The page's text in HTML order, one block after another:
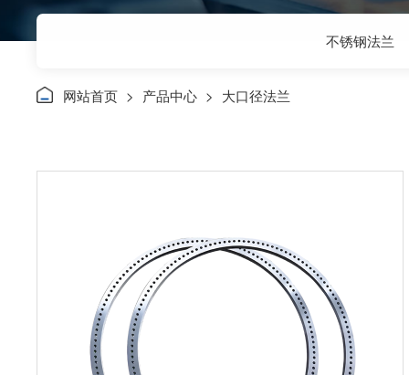
不锈钢法兰
网站首页 > 产品中心 > 大口径法兰